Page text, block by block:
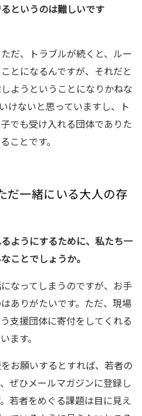
るというのは難しいです
ただ、トラブルが続くと、ルー
とになるんですが、それだと
ようということになりかねな
けないと思っていますし、ト
でも受け入れる団体でありた
ことです。
だ一緒にいる大人の存
るようにするために、私たち一
ことでしょうか。
なってしまうのですが、お手
ありがたいです。ただ、現場
支援団体に寄付をしてくれる
ます。
お願いするとすれば、若者の
ぜひメールマガジンに登録し
若者をめぐる課題は目に見え